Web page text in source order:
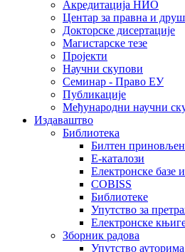
Акредитација НИО
Центар за правна и
Докторске дисертације
Магистарске тезе
Пројекти
Научни скупови
Семинар - Право ЕУ
Публикације
Међународни научни
Издаваштво
Библиотека
Билтен
Е-каталози
Електронске базе
COBISS
Библиотеке
Упутство за
Електронске
Зборник радова
Упутство ауторима